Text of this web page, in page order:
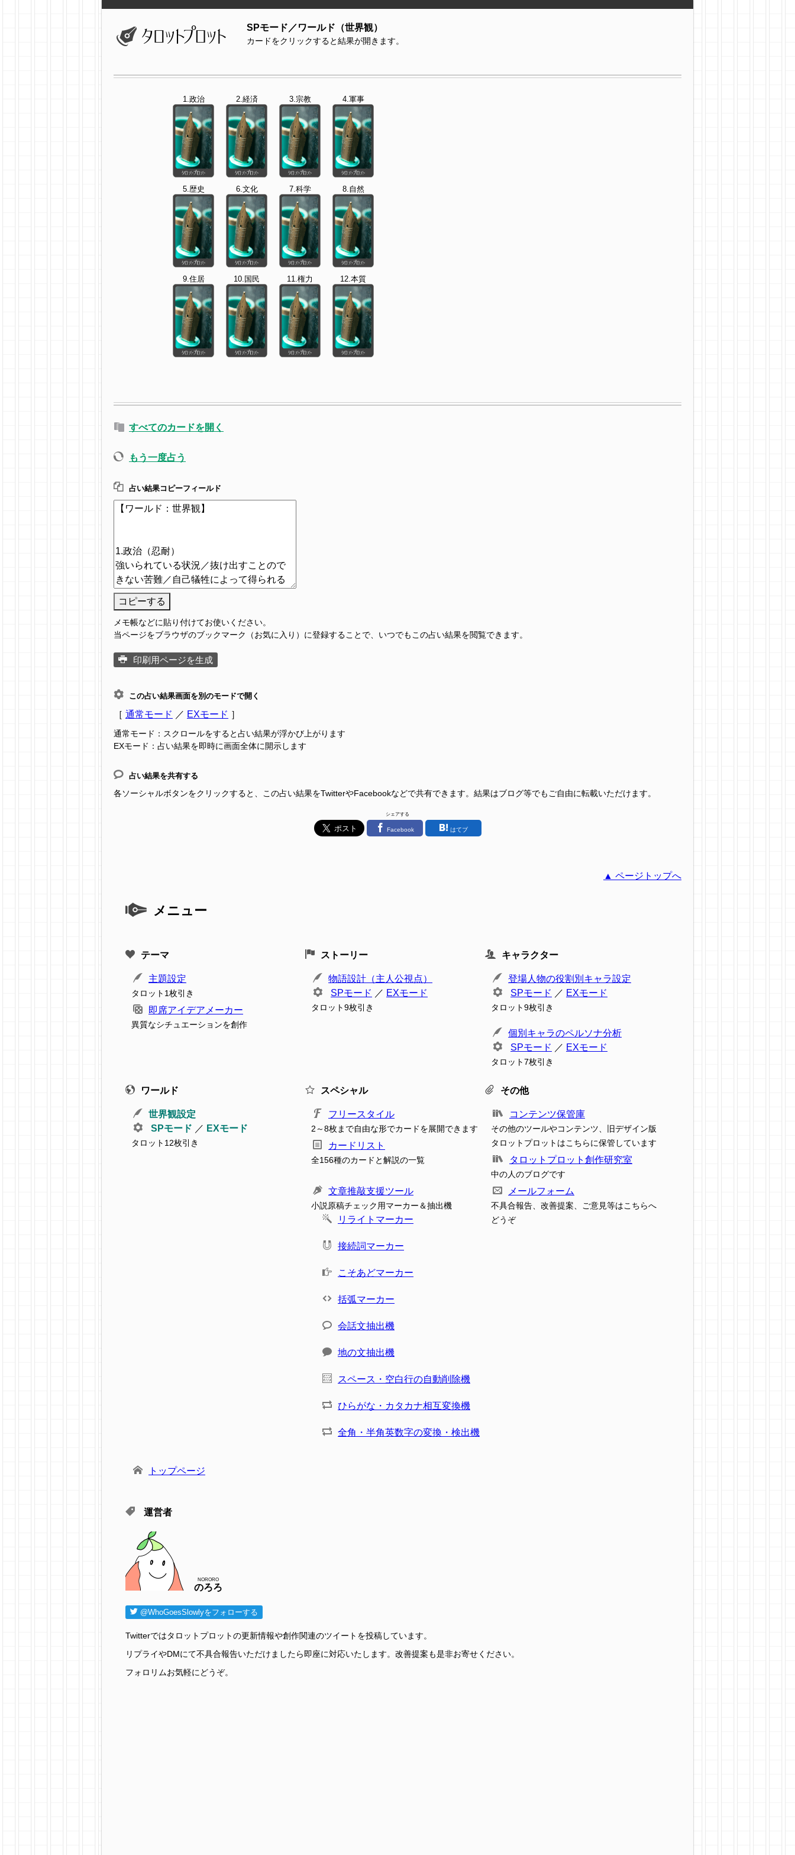
SPモード／ワールド（世界観）
カードをクリックすると結果が開きます。
1.政治 2.経済 3.宗教 4.軍事
5.歴史 6.文化 7.科学 8.自然
9.住居 10.国民 11.権力 12.本質
すべてのカードを開く
もう一度占う
占い結果コピーフィールド
コピーする
メモ帳などに貼り付けてお使いください。
当ページをブラウザのブックマーク（お気に入り）に登録することで、いつでもこの占い結果を閲覧できます。
印刷用ページを生成
この占い結果画面を別のモードで開く
［ 通常モード ／ EXモード ］
通常モード：スクロールをすると占い結果が浮かび上がります
EXモード：占い結果を即時に画面全体に開示します
占い結果を共有する
各ソーシャルボタンをクリックすると、この占い結果をTwitterやFacebookなどで共有できます。結果はブログ等でもご自由に転載いただけます。
シェアする
Facebook はてブ
▲ ページトップへ
メニュー
テーマ
主題設定
タロット1枚引き
即席アイデアメーカー
異質なシチュエーションを創作
ストーリー
物語設計（主人公視点）
SPモード ／ EXモード
タロット9枚引き
キャラクター
登場人物の役割別キャラ設定
SPモード ／ EXモード
タロット9枚引き
個別キャラのペルソナ分析
SPモード ／ EXモード
タロット7枚引き
ワールド
世界観設定
SPモード ／ EXモード
タロット12枚引き
スペシャル
フリースタイル
2～8枚まで自由な形でカードを展開できます
カードリスト
全156種のカードと解説の一覧
文章推敲支援ツール
小説原稿チェック用マーカー＆抽出機
リライトマーカー
接続詞マーカー
こそあどマーカー
括弧マーカー
会話文抽出機
地の文抽出機
スペース・空白行の自動削除機
ひらがな・カタカナ相互変換機
全角・半角英数字の変換・検出機
その他
コンテンツ保管庫
その他のツールやコンテンツ、旧デザイン版
タロットプロットはこちらに保管しています
タロットプロット創作研究室
中の人のブログです
メールフォーム
不具合報告、改善提案、ご意見等はこちらへ
どうぞ
トップページ
運営者
のろろ
NORORO
@WhoGoesSlowlyをフォローする
Twitterではタロットプロットの更新情報や創作関連のツイートを投稿しています。
リプライやDMにて不具合報告いただけましたら即座に対応いたします。改善提案も是非お寄せください。
フォロリムお気軽にどうぞ。